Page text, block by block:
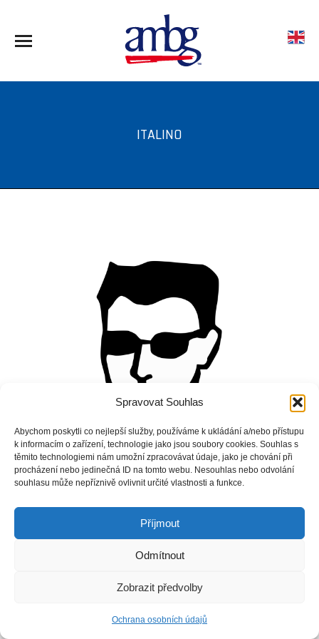
Spravovat Souhlas
Abychom poskytli co nejlepší služby, používáme k ukládání a/nebo přístupu
k informacím o zařízení, technologie jako jsou soubory cookies. Souhlas s
těmito technologiemi nám umožní zpracovávat údaje, jako je chování při
procházení nebo jedinečná ID na tomto webu. Nesouhlas nebo odvolání
souhlasu může nepříznivě ovlivnit určité vlastnosti a funkce.
Příjmout
Odmítnout
Zobrazit předvolby
Ochrana osobních údajů
ITALINO